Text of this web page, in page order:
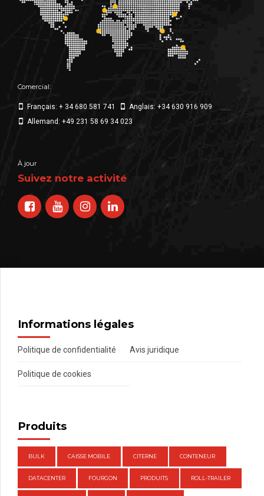
Comercial:
Français: + 34 680 581 741
Anglais: +34 630 916 909
Allemand: +49 231 58 69 34 023
À jour
Suivez notre activité
Informations légales
Politique de confidentialité Avis juridique
Politique de cookies
Produits
BULK CAISSE MOBILE CITERNE CONTENEUR
DATACENTER FOURGON PRODUITS ROLL-TRAILER